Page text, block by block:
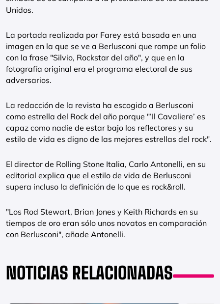
Unidos.
La portada realizada por Farey está basada en una
imagen en la que se ve a Berlusconi que rompe un folio
con la frase "Silvio, Rockstar del año", y que en la
fotografía original era el programa electoral de sus
adversarios.
La redacción de la revista ha escogido a Berlusconi
como estrella del Rock del año porque "’Il Cavaliere’ es
capaz como nadie de estar bajo los reflectores y su
estilo de vida es digno de las mejores estrellas del rock".
El director de Rolling Stone Italia, Carlo Antonelli, en su
editorial explica que el estilo de vida de Berlusconi
supera incluso la definición de lo que es rock&roll.
"Los Rod Stewart, Brian Jones y Keith Richards en su
tiempos de oro eran sólo unos novatos en comparación
con Berlusconi", añade Antonelli.
NOTICIAS RELACIONADAS